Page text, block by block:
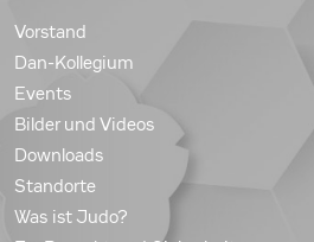
Vorstand
Dan-Kollegium
Events
Bilder und Videos
Downloads
Standorte
Was ist Judo?